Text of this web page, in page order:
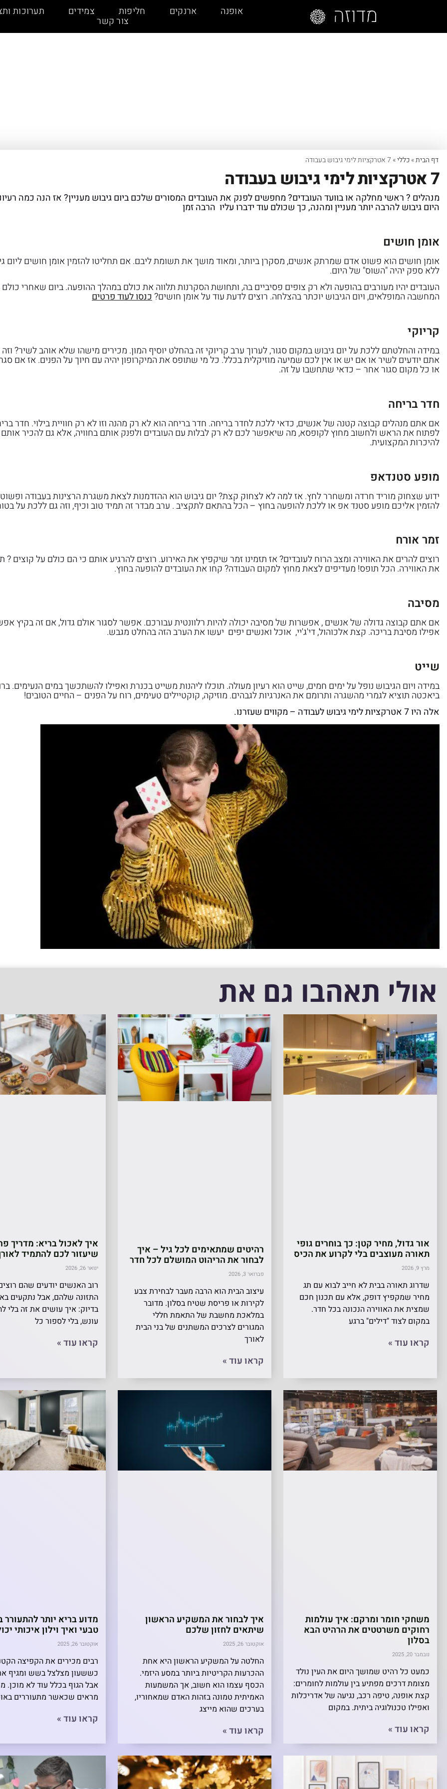
אופנה ארנקים חליפות צמידים תערוכות
צור קשר
דף הבית»כללי» 7 אטרקציות לימי גיבוש בעבודה
7 אטרקציות לימי גיבוש בעבודה
מנהלים ? ראשי מחלקה או בוועד העובדים? מחפשים לפנק את העובדים המסורים שלכם ביום גיבוש מעניין? אז הנה כמה
היום גיבוש להרבה יותר מעניין ומהנה, כך שכולם עוד ידברו עליו הרבה זמן
אומן חושים
אומן חושים הוא פשוט אדם שמרתק אנשים, מסקרן ביותר, ומאוד מושך את תשומת ליבם. אם תחליטו להזמין אומן חושים ליום
ללא ספק יהיה "השוס" של היום.
העובדים יהיו מעורבים בהופעה ולא רק צופים פסיביים בה, ותחושת הסקרנות תלווה את כולם במהלך ההופעה. ביום שאחרי כולם
המחשבה המופלאים, ויום הגיבוש יוכתר בהצלחה. רוצים לדעת עוד על אומן חושים?כנסו לעוד פרטים
קריוקי
במידה והחלטתם ללכת על יום גיבוש במקום סגור, לערוך ערב קריוקי זה בהחלט יוסיף המון. מכירים מישהו שלא אוהב לשיר?
אתם יודעים לשיר או אם יש או אין לכם שמיעה מוזיקלית בכלל. כל מי שתופס את המיקרופון יהיה עם חיוך על הפנים. אז אם
או כל מקום סגור אחר – כדאי שתחשבו על זה.
חדר בריחה
אם אתם מנהלים קבוצה קטנה של אנשים, כדאי ללכת לחדר בריחה. חדר בריחה הוא לא רק מהנה וזו לא רק חוויית בילוי. חדר
לפתוח את הראש ולחשוב מחוץ לקופסא, מה שיאפשר לכם לא רק לבלות עם העובדים ולפנק אותם בחוויה, אלא גם להכיר
להיכרות המקצועית.
מופע סטנדאפ
ידוע שצחוק מוריד חרדה ומשחרר לחץ. אז למה לא לצחוק קצת? יום גיבוש הוא ההזדמנות לצאת משגרת הרצינות בעבודה
להזמין אליכם מופע סטנד אפ או ללכת להופעה בחוץ – הכל בהתאם לתקציב . ערב מבדר זה תמיד טוב וכיף, וזה גם ללכת על
זמר אורח
רוצים להרים את האווירה ומצב הרוח לעובדים? אז תזמינו זמר שיקפיץ את האירוע. רוצים להרגיע אותם כי הם כולם על קוצים ?
את האווירה. הכל תופס! מעדיפים לצאת מחוץ למקום העבודה? קחו את העובדים להופעה בחוץ.
מסיבה
אם אתם קבוצה גדולה של אנשים , אפשרות של מסיבה יכולה להיות רלוונטית עבורכם. אפשר לסגור אולם גדול, אם זה בקיץ
אפילו מסיבת בריכה. קצת אלכוהול, די'ג'יי, אוכל ואנשים יפים יעשו את הערב הזה בהחלט מגבש.
שייט
במידה ויום הגיבוש נופל על ימים חמים, שייט הוא רעיון מעולה. תוכלו ליהנות משייט בכנרת ואפילו להשתכשך במים הנעימים.
ביאכטה תוציא לגמרי מהשגרה ותרומם את האנרגיות לגבהים. מוזיקה, קוקטיילים טעימים, רוח על הפנים – החיים הטובים!
אלה היו 7 אטרקציות לימי גיבוש לעבודה – מקווים שעזרנו.
אולי תאהבו גם את
אור גדול, מחיר קטן: כך בוחרים גופי
תאורה מעוצבים בלי לקרוע את הכיס
מרץ 9, 2026
שדרוג תאורה בבית לא חייב לבוא עם תג
מחיר שמקפיץ דופק, אלא עם תכנון חכם
שמצית את האווירה הנכונה בכל חדר.
במקום לצוד "דילים" ברגע
קראו עוד »
רהיטים שמתאימים לכל גיל – איך
לבחור את הריהוט המושלם לכל חדר
פברואר 3, 2026
עיצוב הבית הוא הרבה מעבר לבחירת צבע
לקירות או פריסת שטיח בסלון. מדובר
במלאכת מחשבת של התאמת חללי
המגורים לצרכים המשתנים של בני הבית
לאורך
קראו עוד »
איך לאכול בריא: מדריך
שיעזור לכם להתמיד
ינואר 26, 2026
רוב האנשים יודעים שהם
התזונה שלהם, אבל נתקעים
בדיוק: איך עושים את זה בלי
עונש, בלי לספור כל
קראו עוד »
משחקי חומר ומרקם: איך עולמות
רחוקים משרטטים את הרהיט הבא
בסלון
נובמבר 20, 2025
כמעט כל רהיט שמושך היום את העין נולד
מצומת דרכים מפתיע בין עולמות לחומרים:
קצת אופנה, טיפה רכב, נגיעה של אדריכלות
ואפילו טכנולוגיה ביתית. במקום
קראו עוד »
איך לבחור את המשקיע הראשון
שיתאים לחזון שלכם
אוקטובר 26, 2025
החלטה על המשקיע הראשון היא אחת
ההכרעות הקריטיות ביותר במסע היזמי.
הכסף עצמו הוא חשוב, אך המשמעות
האמיתית טמונה בזהות האדם שמאחוריו,
בערכים שהוא מייצג
קראו עוד »
מדוע בריא יותר להתעורר
טבעי ואיך וילון איכותי
אוקטובר 26, 2025
רבים מכירים את הקפיצה
כששעון מצלצל בשש ומגיף
אבל הגוף בכלל עוד לא מוכן.
מראים שכאשר מתעוררים
קראו עוד »